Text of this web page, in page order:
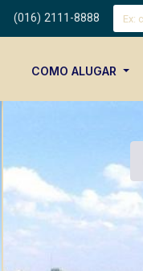
(016) 2111-8888
COMO ALUGAR